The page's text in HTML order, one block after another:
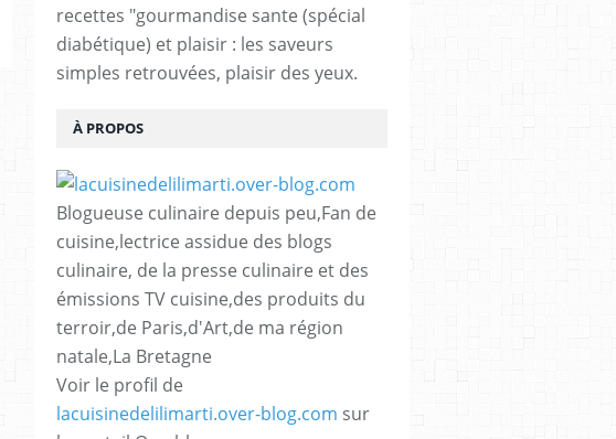
recettes "gourmandise sante (spécial
diabétique) et plaisir : les saveurs
simples retrouvées, plaisir des yeux.
À PROPOS
Blogueuse culinaire depuis peu,Fan de
cuisine,lectrice assidue des blogs
culinaire, de la presse culinaire et des
émissions TV cuisine,des produits du
terroir,de Paris,d'Art,de ma région
natale,La Bretagne
Voir le profil de
lacuisinedelilimarti.over-blog.com sur